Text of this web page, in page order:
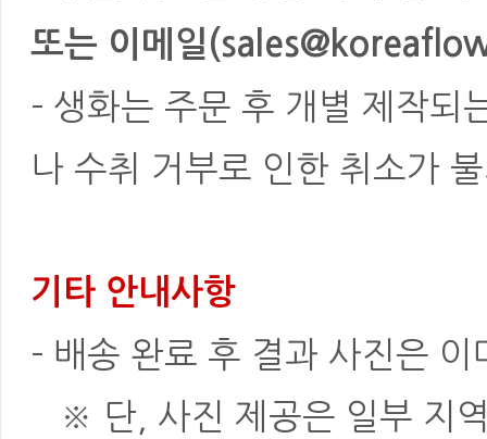
또는 이메일
- 생화는 주문 후 개별 제작되
나 수취 거부로 인한 취소가
기타 안내사항
- 배송 완료 후 결과 사진은
※ 단, 사진 제공은 일부 지